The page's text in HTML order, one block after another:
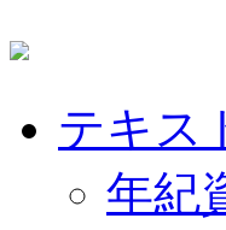
テキス
年紀